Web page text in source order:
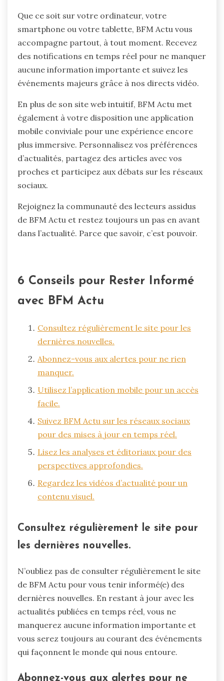
Que ce soit sur votre ordinateur, votre
smartphone ou votre tablette, BFM Actu vous
accompagne partout, à tout moment. Recevez
des notifications en temps réel pour ne manquer
aucune information importante et suivez les
événements majeurs grâce à nos directs vidéo.
En plus de son site web intuitif, BFM Actu met
également à votre disposition une application
mobile conviviale pour une expérience encore
plus immersive. Personnalisez vos préférences
d’actualités, partagez des articles avec vos
proches et participez aux débats sur les réseaux
sociaux.
Rejoignez la communauté des lecteurs assidus
de BFM Actu et restez toujours un pas en avant
dans l’actualité. Parce que savoir, c’est pouvoir.
6 Conseils pour Rester Informé
avec BFM Actu
Consultez régulièrement le site pour les
dernières nouvelles.
Abonnez-vous aux alertes pour ne rien
manquer.
Utilisez l’application mobile pour un accès
facile.
Suivez BFM Actu sur les réseaux sociaux
pour des mises à jour en temps réel.
Lisez les analyses et éditoriaux pour des
perspectives approfondies.
Regardez les vidéos d’actualité pour un
contenu visuel.
Consultez régulièrement le site pour
les dernières nouvelles.
N’oubliez pas de consulter régulièrement le site
de BFM Actu pour vous tenir informé(e) des
dernières nouvelles. En restant à jour avec les
actualités publiées en temps réel, vous ne
manquerez aucune information importante et
vous serez toujours au courant des événements
qui façonnent le monde qui nous entoure.
Abonnez-vous aux alertes pour ne